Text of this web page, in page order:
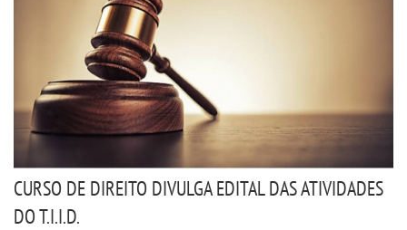
RESOLUÇÕES CONSU
WEBMAIL
PORTAL DE ALUNOS
CURSO DE DIREITO DIVULGA EDITAL DAS ATIVIDADES
DO T.I.I.D.